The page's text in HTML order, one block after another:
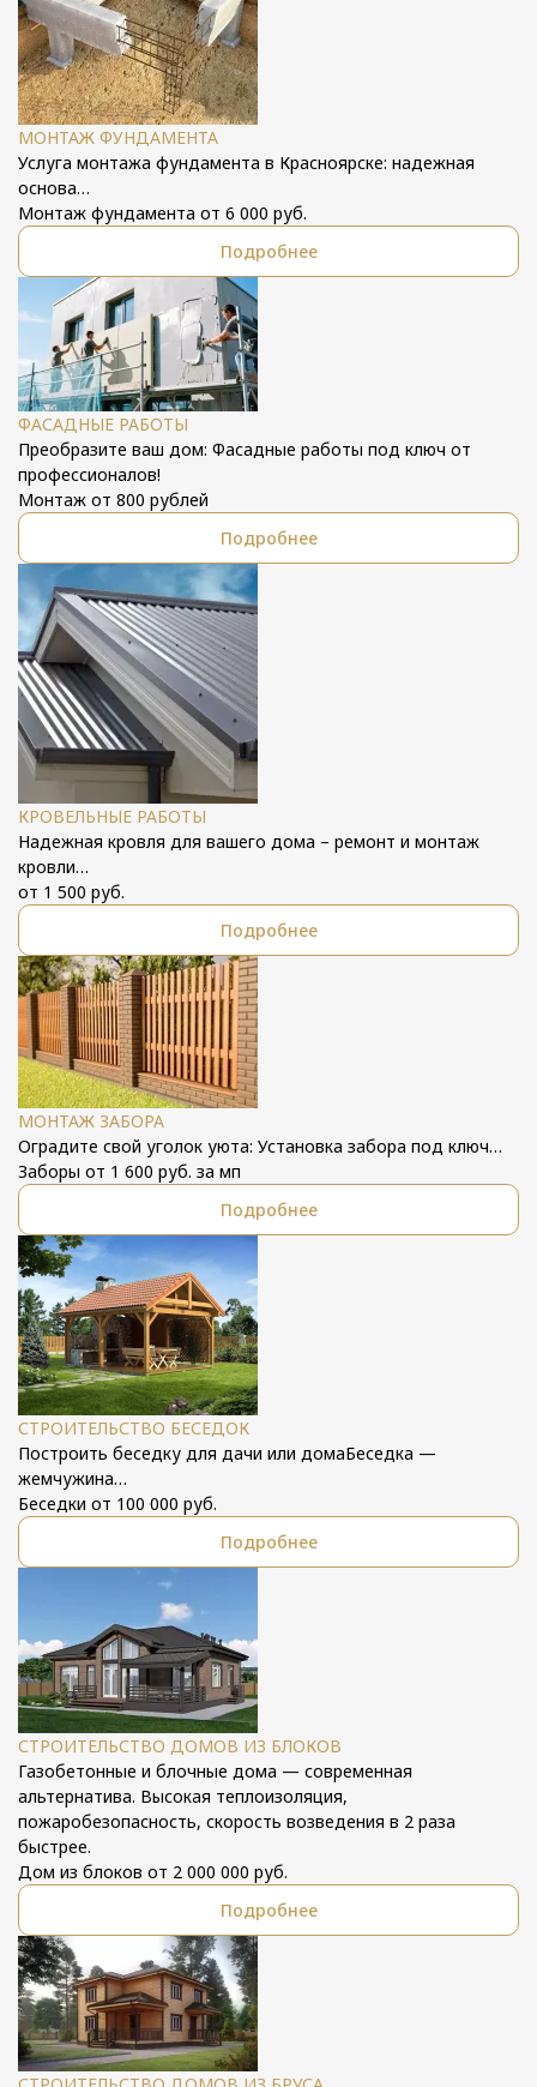
МОНТАЖ ФУНДАМЕНТА
Услуга монтажа фундамента в Красноярске: надежная
основа…
Монтаж фундамента от 6 000 руб.
Подробнее
ФАСАДНЫЕ РАБОТЫ
Преобразите ваш дом: Фасадные работы под ключ от
профессионалов!
Монтаж от 800 рублей
Подробнее
КРОВЕЛЬНЫЕ РАБОТЫ
Надежная кровля для вашего дома – ремонт и монтаж
кровли…
от 1 500 руб.
Подробнее
МОНТАЖ ЗАБОРА
Оградите свой уголок уюта: Установка забора под ключ…
Заборы от 1 600 руб. за мп
Подробнее
СТРОИТЕЛЬСТВО БЕСЕДОК
Построить беседку для дачи или домаБеседка —
жемчужина…
Беседки от 100 000 руб.
Подробнее
СТРОИТЕЛЬСТВО ДОМОВ ИЗ БЛОКОВ
Газобетонные и блочные дома — современная
альтернатива. Высокая теплоизоляция,
пожаробезопасность, скорость возведения в 2 раза
быстрее.
Дом из блоков от 2 000 000 руб.
Подробнее